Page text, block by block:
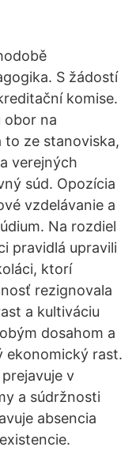
S žádostí
komise.
obor na
ze stanoviska,
verejných
súd. Opozícia
vzdelávanie a
Na rozdiel
pravidlá upravili
ktorí
rezignovala
a kultiváciu
dosahom a
ekonomický rast.
v
a súdržnosti
absencia